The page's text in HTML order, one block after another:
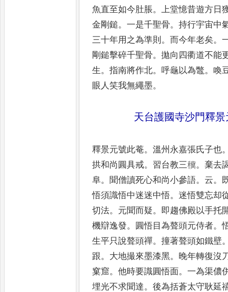
魚直至如今肚脹。上堂憶昔遊方日
金剛鎚。一是千聖骨。持行宇宙中
三十年用之為準則 。而今年老矣。
剛鎚擊碎千聖骨。拋向 四衢道不能
生。指南將作北。呼龜以為鼈。喚
眼人笑我無繩墨。
天台護國寺沙門釋景
釋景元號此菴。溫州永嘉張氏子也
拱和尚圓具戒。 習台教三䆊。棄去
阜。 聞僧讀死心和尚小參語。 云。
悟須識悟中迷迷中悟。迷悟雙忘却
切法。 元聞而疑。
即趨佛殿以手托
機辯逸發。 圓悟目為聱頭元侍者。
生平只說聱頭禪。撞著聱頭如鐵壁
跟。 大地撮來墨漆黑。 晚年轉復沒
窠窟。他時要識圓悟面。一為渠儂
埋光不求聞達。後為括蒼太守耿延